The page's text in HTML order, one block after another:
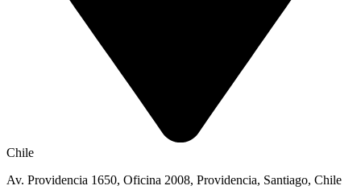
Chile
Av. Providencia 1650, Oficina 2008, Providencia, Santiago, Chile